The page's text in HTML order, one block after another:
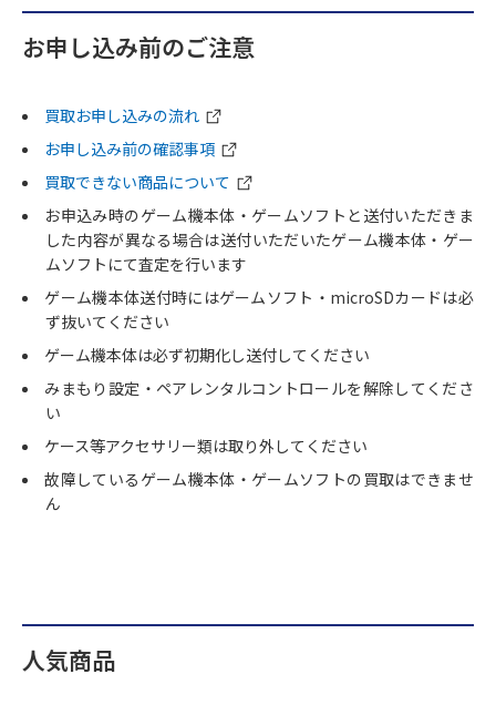
お申し込み前のご注意
買取お申し込みの流れ
お申し込み前の確認事項
買取できない商品について
お申込み時のゲーム機本体・ゲームソフトと送付いただきま
した内容が異なる場合は送付いただいたゲーム機本体・ゲー
ムソフトにて査定を行います
ゲーム機本体送付時にはゲームソフト・microSDカードは必
ず抜いてください
ゲーム機本体は必ず初期化し送付してください
みまもり設定・ペアレンタルコントロールを解除してくださ
い
ケース等アクセサリー類は取り外してください
故障しているゲーム機本体・ゲームソフトの買取はできませ
ん
人気商品